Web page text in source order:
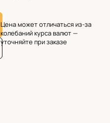
Цена может отличаться из-за
колебаний курса валют —
уточняйте при заказе